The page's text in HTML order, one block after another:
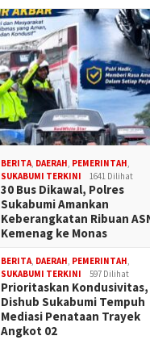
BERITA, DAERAH, PEMERINTAH,
SUKABUMI TERKINI
1641 Dilihat
30 Bus Dikawal, Polres
Sukabumi Amankan
Keberangkatan Ribuan
Kemenag ke Monas
BERITA, DAERAH, PEMERINTAH,
SUKABUMI TERKINI
597 Dilihat
Prioritaskan Kondusivitas,
Dishub Sukabumi Tempuh
Mediasi Penataan Trayek
Angkot 02